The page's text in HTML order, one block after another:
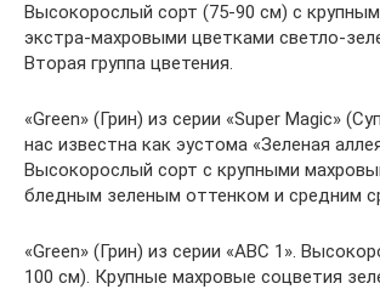
Высокорослый сорт (75-90 см) с
экстра-махровыми цветками светло-
Вторая группа цветения.
«Green» (Грин) из серии «Super Magic»
нас известна как эустома «Зеленая
Высокорослый сорт с крупными
бледным зеленым оттенком и средним
«Green» (Грин) из серии «ABC 1».
100 см). Крупные махровые соцветия